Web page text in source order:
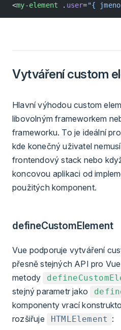
<my-element . user="{
Vytváření custom
Hlavní výhodou custom
libovolným frameworkem
frameworku. To je ideální
kde konečný uživatel
frontendový stack nebo
koncovou aplikaci od
použitých komponent.
defineCustomElement
Vue podporuje vytváření
přesně stejných API pro
metody
stejný parametr jako
komponenty vrací
rozšiřuje
HTMLElement :